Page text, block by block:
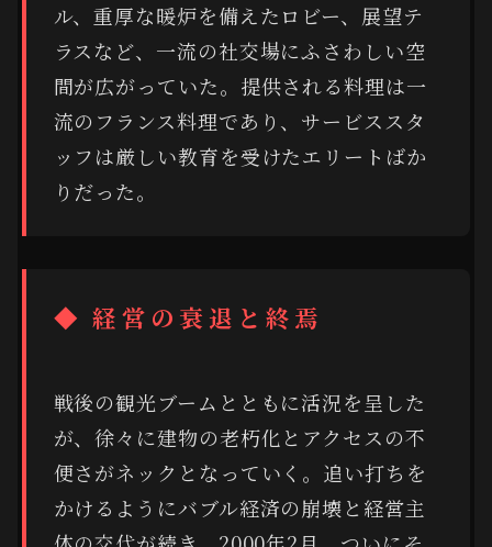
ル、重厚な暖炉を備えたロビー、展望テ
ラスなど、一流の社交場にふさわしい空
間が広がっていた。提供される料理は一
流のフランス料理であり、サービススタ
ッフは厳しい教育を受けたエリートばか
りだった。
◆ 経営の衰退と終焉
戦後の観光ブームとともに活況を呈した
が、徐々に建物の老朽化とアクセスの不
便さがネックとなっていく。追い打ちを
かけるようにバブル経済の崩壊と経営主